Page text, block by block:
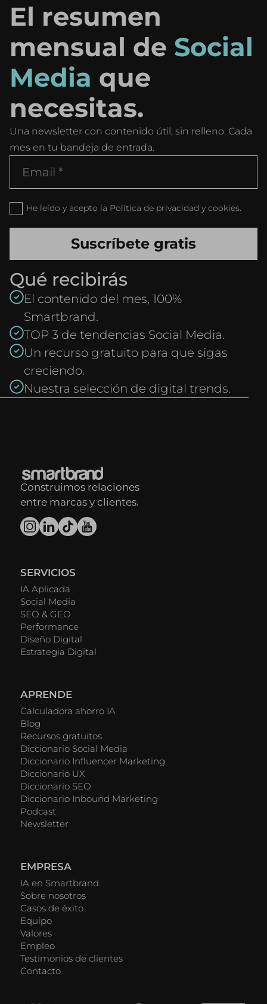
El resumen
mensual de Social
Media que
necesitas.
Una newsletter con contenido útil, sin relleno. Cada
mes en tu bandeja de entrada.
He leído y acepto la Política de privacidad y cookies.
Qué recibirás
El contenido del mes, 100%
Smartbrand.
TOP 3 de tendencias Social Media.
Un recurso gratuito para que sigas
creciendo.
Nuestra selección de digital trends.
Construimos relaciones
entre marcas y clientes.
SERVICIOS
IA Aplicada
Social Media
SEO & GEO
Performance
Diseño Digital
Estrategia Digital
APRENDE
Calculadora ahorro IA
Blog
Recursos gratuitos
Diccionario Social Media
Diccionario Influencer Marketing
Diccionario UX
Diccionario SEO
Diccionario Inbound Marketing
Podcast
Newsletter
EMPRESA
IA en Smartbrand
Sobre nosotros
Casos de éxito
Equipo
Valores
Empleo
Testimonios de clientes
Contacto